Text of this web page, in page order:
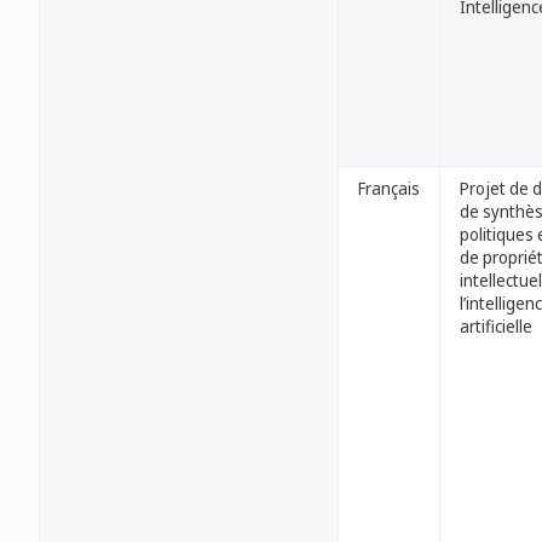
Français
Projet de
de
politiques
de
artificielle